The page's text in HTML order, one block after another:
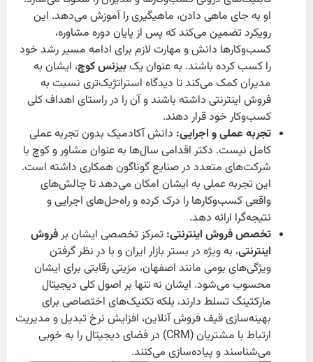
او به جای ماهی دادن، ماهیگیری را آموزش می‌دهد. این
رویکرد تضمین می‌کند که پس از پایان دوره مشاوره،
کسب‌وکارها دانش و مهارت لازم برای ادامه مسیر رشد خود
را کسب کرده باشند. به عنوان یکبیزنس کوچ، ایشان به
مدیران کمک می‌کند تا دیدگاه استراتژیک‌تری نسبت به
فروش اینترنتی داشته باشند و آن را در راستای اهداف کلی
کسب‌وکار خود قرار دهند.
تجربه عملی و اجرایی: دانش آکادمیک بدون تجربه عملی
کامل نیست. دکتر اقدامی سال‌ها به عنوان مشاور و کوچ با
شرکت‌های متعدد در صنایع گوناگون همکاری داشته است.
این تجربه عملی به ایشان امکان می‌دهد تا چالش‌های
واقعی کسب‌وکارها را درک کرده و راه‌حل‌های اجرایی و
نتیجه‌گرا ارائه دهد.
تخصص فروش اینترنتی: تمرکز تخصصی ایشان برفروش
اینترنتی، به ویژه در بستر بازار ایران و با در نظر گرفتن
ویژگی‌های بومی مانند اصفهان، مزیتی رقابتی برای ایشان
محسوب می‌شود. ایشان نه تنها بر اصول کلی دیجیتال
مارکتینگ تسلط دارند، بلکه تکنیک‌های اختصاصی برای
بهینه‌سازی قیف فروش آنلاین، افزایش نرخ تبدیل و مدیریت
ارتباط با مشتریان (CRM) در فضای دیجیتال را به خوبی
می‌شناسند و پیاده‌سازی می‌کنند.